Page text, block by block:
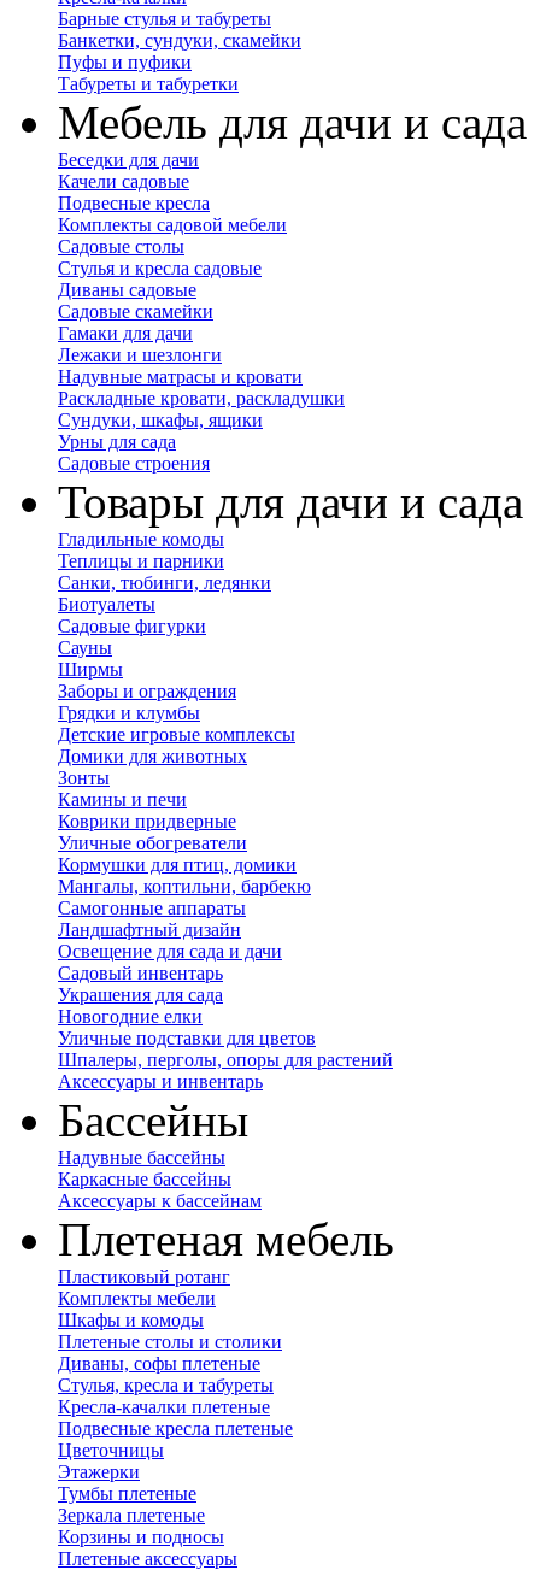
Барные стулья и табуреты
Банкетки, сундуки, скамейки
Пуфы и пуфики
Табуреты и табуретки
Мебель для дачи и сада
Беседки для дачи
Качели садовые
Подвесные кресла
Комплекты садовой мебели
Садовые столы
Стулья и кресла садовые
Диваны садовые
Садовые скамейки
Гамаки для дачи
Лежаки и шезлонги
Надувные матрасы и кровати
Раскладные кровати, раскладушки
Сундуки, шкафы, ящики
Урны для сада
Садовые строения
Товары для дачи и сада
Гладильные комоды
Теплицы и парники
Санки, тюбинги, ледянки
Биотуалеты
Садовые фигурки
Сауны
Ширмы
Заборы и ограждения
Грядки и клумбы
Детские игровые комплексы
Домики для животных
Зонты
Камины и печи
Коврики придверные
Уличные обогреватели
Кормушки для птиц, домики
Мангалы, коптильни, барбекю
Самогонные аппараты
Ландшафтный дизайн
Освещение для сада и дачи
Садовый инвентарь
Украшения для сада
Новогодние елки
Уличные подставки для цветов
Шпалеры, перголы, опоры для растений
Аксессуары и инвентарь
Бассейны
Надувные бассейны
Каркасные бассейны
Аксессуары к бассейнам
Плетеная мебель
Пластиковый ротанг
Комплекты мебели
Шкафы и комоды
Плетеные столы и столики
Диваны, софы плетеные
Стулья, кресла и табуреты
Кресла-качалки плетеные
Подвесные кресла плетеные
Цветочницы
Этажерки
Тумбы плетеные
Зеркала плетеные
Корзины и подносы
Плетеные аксессуары